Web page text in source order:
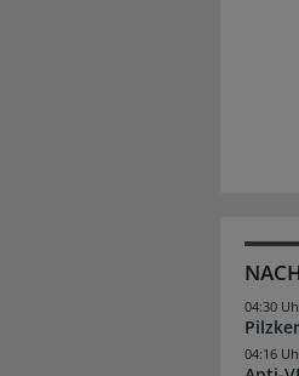
04:30
04:16